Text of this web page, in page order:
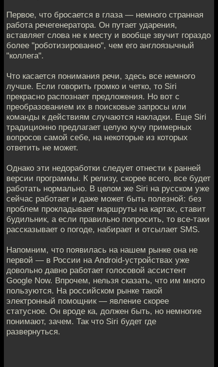
Первое, что бросается в глаза — немного странная
работа речегенератора. Он путает ударения,
вставляет слова не к месту и вообще звучит гораздо
более "роботизированно", чем его англоязычный
"коллега".
Что касается понимания речи, здесь все немного
лучше. Если говорить громко и четко, то Siri
прекрасно распознает предложения. Но вот с
преобразованием их в поисковые запросы или
команды к действиям случаются накладки. Еще Siri
традиционно предлагает целую кучу примерных
вопросов самой себе, на некоторые из которых
ответить не может.
Однако эти недоработки следует отнести к ранней
версии программы. К релизу, скорее всего, все будет
работать нормально. В целом же Siri на русском уже
сейчас работает и даже может быть полезной: без
проблем прокладывает маршруты на картах, ставит
будильник, а если правильно попросить, то все-таки
рассказывает о погоде, набирает и отсылает SMS.
Напомним, что появилась на нашем рынке она не
первой — в России на Android-устройствах уже
довольно давно работает голосовой ассистент
Google Now. Впрочем, нельзя сказать, что им много
пользуются. На российском рынке такой
электронный помощник — явление скорее
статусное. Он вроде ка, должен быть, но немногие
понимают, зачем. Так что Siri будет где
развернуться.